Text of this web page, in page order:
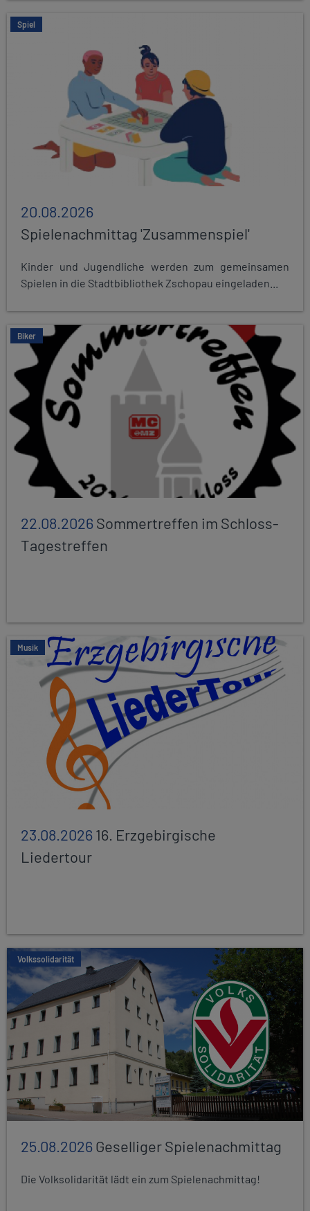
Spiel
20.08.2026
Spielenachmittag 'Zusammenspiel'
Kinder und Jugendliche werden zum gemeinsamen
Spielen in die Stadtbibliothek Zschopau eingeladen...
Biker
22.08.2026Sommertreffen im Schloss-
Tagestreffen
Musik
23.08.202616. Erzgebirgische
Liedertour
Volkssolidarität
25.08.2026Geselliger Spielenachmittag
Die Volksolidarität lädt ein zum Spielenachmittag!